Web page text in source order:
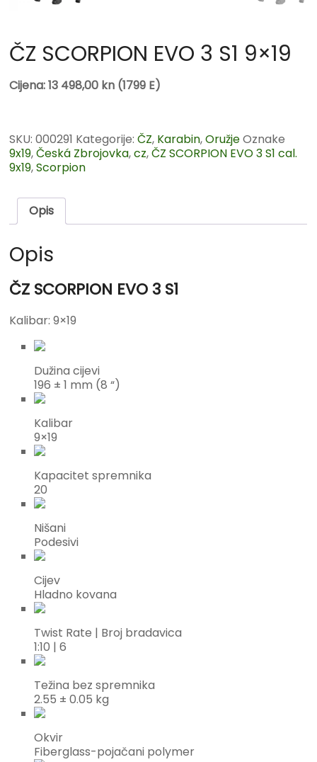
ČZ SCORPION EVO 3 S1 9×19
Cijena: 13 498,00 kn (1799 E)
SKU:000291 Kategorije:ČZ, Karabin,OružjeOznake
9x19,Česká Zbrojovka,cz,ČZ SCORPION EVO 3 S1 cal.
9x19,Scorpion
Opis
Opis
ČZ SCORPION EVO 3 S1
Kalibar: 9×19
Dužina cijevi
196 ± 1 mm (8 “)
Kalibar
9×19
Kapacitet spremnika
20
Nišani
Podesivi
Cijev
Hladno kovana
Twist Rate | Broj bradavica
1:10 | 6
Težina bez spremnika
2.55 ± 0.05 kg
Okvir
Fiberglass-pojačani polymer